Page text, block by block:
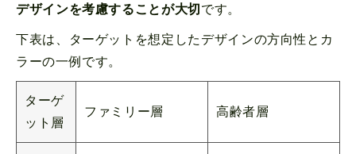
デザインを考慮することが大切 です。
下表は、ターゲットを想定したデザインの方向性とカ
ラーの一例です。
ターゲ
ット層
ファミリー層 高齢者層